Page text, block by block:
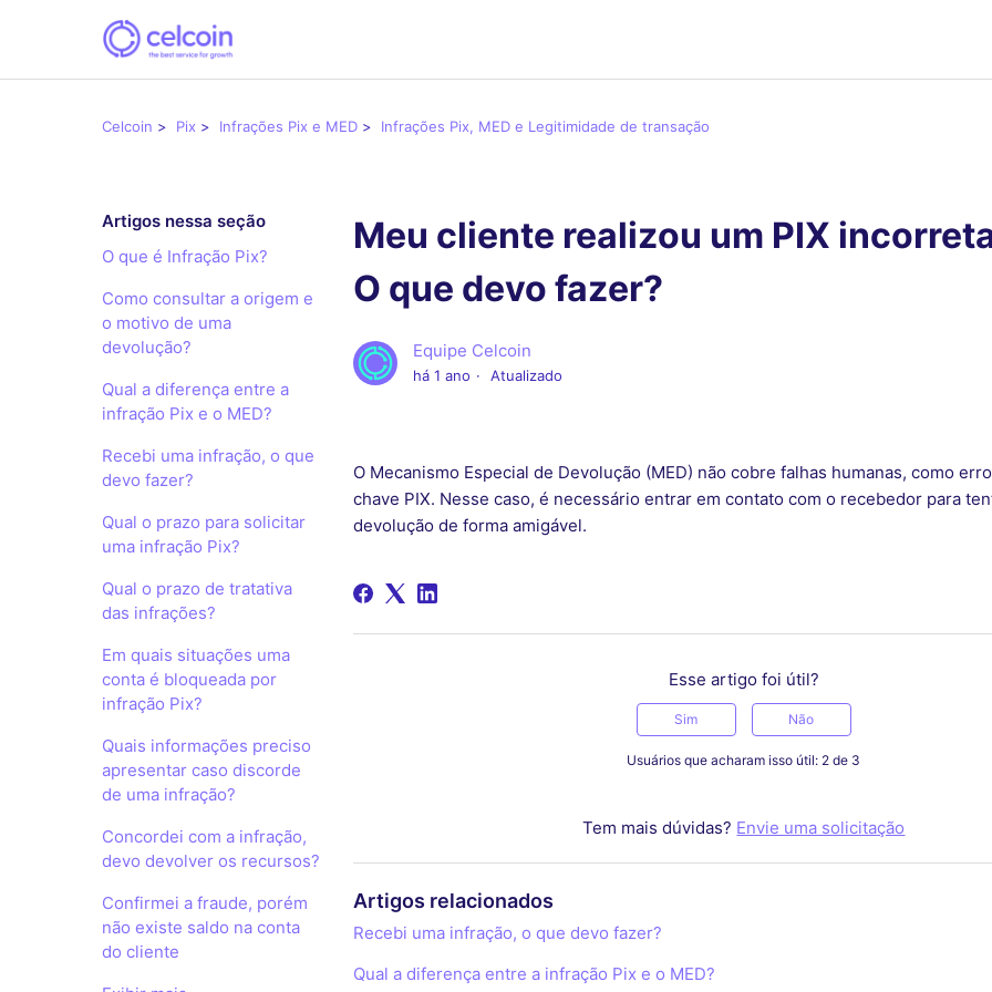
Celcoin Pix Infrações Pix e MED Infrações Pix, MED e Legitimidade de transação
Artigos nessa seção
O que é Infração Pix?
Como consultar a origem e
o motivo de uma
devolução?
Qual a diferença entre a
infração Pix e o MED?
Recebi uma infração, o que
devo fazer?
Qual o prazo para solicitar
uma infração Pix?
Qual o prazo de tratativa
das infrações?
Em quais situações uma
conta é bloqueada por
infração Pix?
Quais informações preciso
apresentar caso discorde
de uma infração?
Concordei com a infração,
devo devolver os recursos?
Confirmei a fraude, porém
não existe saldo na conta
do cliente
Meu cliente realizou um PIX
O que devo fazer?
Equipe Celcoin
há 1 ano Atualizado
O Mecanismo Especial de Devolução (MED) não cobre falhas humanas, como
chave PIX. Nesse caso, é necessário entrar em contato com o recebedor para
devolução de forma amigável.
Esse artigo foi útil?
Sim Não
Usuários que acharam isso útil: 2 de 3
Tem mais dúvidas? Envie uma solicitação
Artigos relacionados
Recebi uma infração, o que devo fazer?
Qual a diferença entre a infração Pix e o MED?